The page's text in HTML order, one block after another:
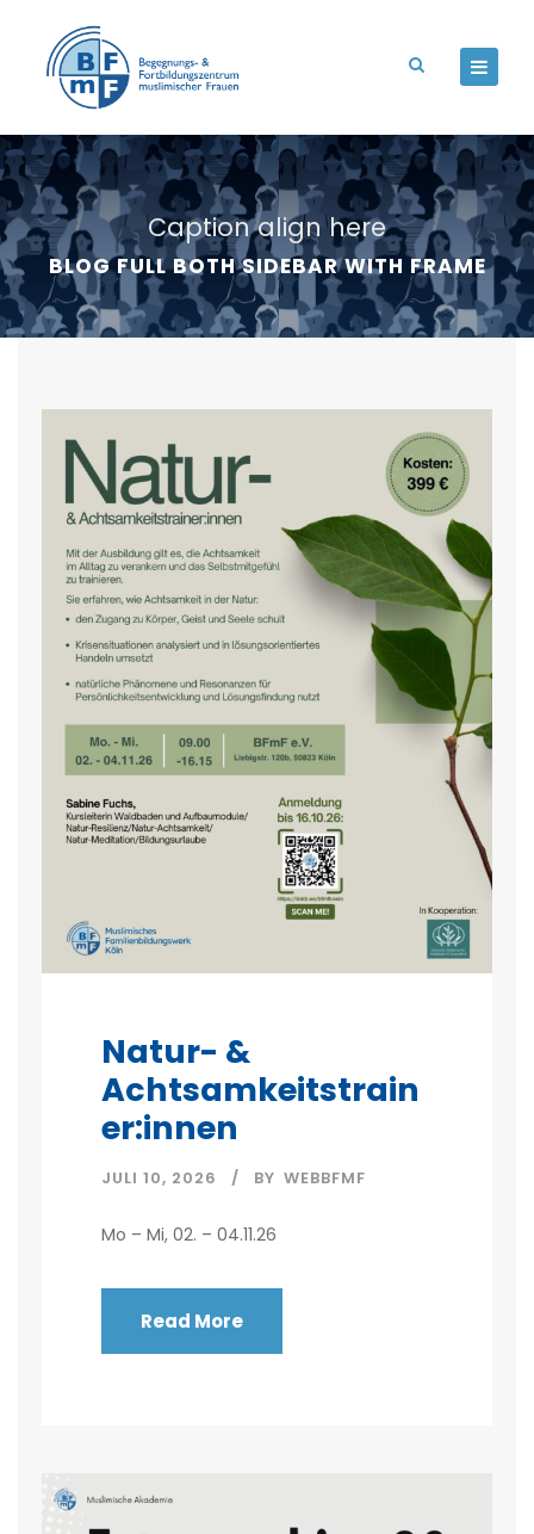
Caption align here
BLOG FULL BOTH SIDEBAR WITH FRAME
Natur- &
Achtsamkeitstrain
er:innen
JULI 10, 2026 BY WEBBFMF
Mo – Mi, 02. – 04.11.26
Read More